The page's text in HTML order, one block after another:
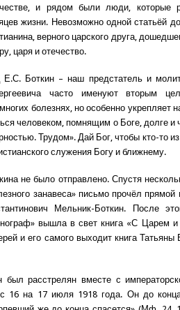
и рядом были люди, которые
жизни. Невозможно одной статьёй
верного царского друга,
царя и отечество.
Е.С. Боткин – наш предстатель и
часто именуют вторым
болезнях, но особенно укрепляет
человеком, помнящим о Боге, долге и
Трудом». Дай Бог, чтобы кто-то
служения Богу и ближнему.
не было отправлено. Спустя
занавеса» письмо прочёл прямой
Мельник-Боткин. После
вышла в свет книга «С Царем
и его самого выходит книга
был расстрелян вместе с
16 на 17 июля 1918 года. Он до